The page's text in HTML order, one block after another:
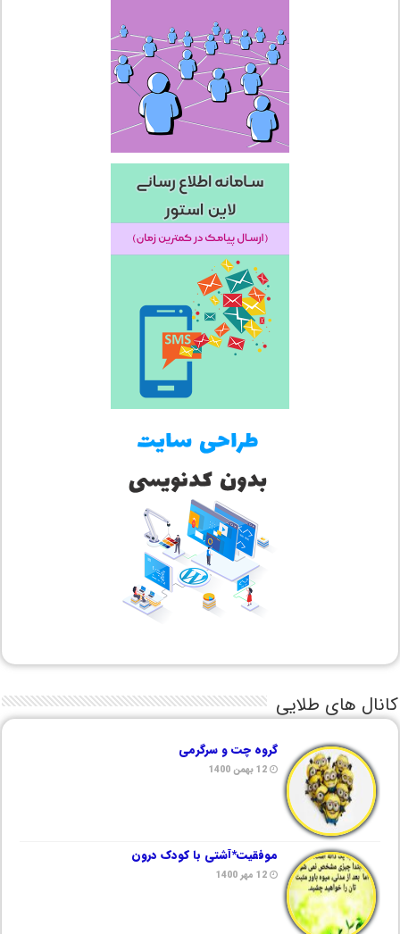
کانال های طلایی
گروه چت و سرگرمی
12 بهمن 1400
موفقیت*آشتی با کودک درون
12 مهر 1400